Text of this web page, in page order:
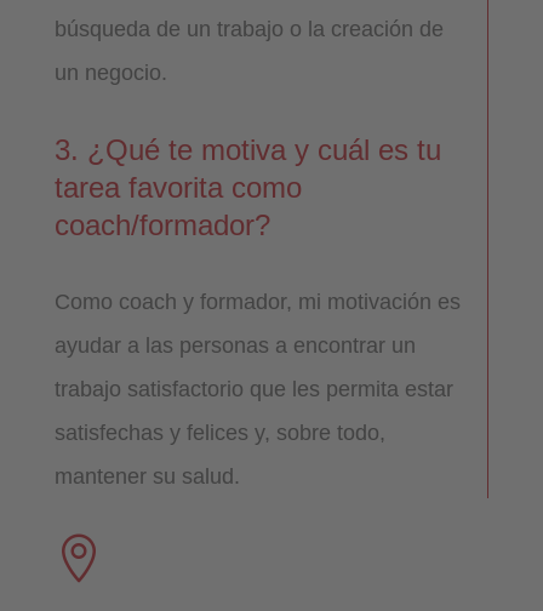
búsqueda de un trabajo o la creación de
un negocio.
3. ¿Qué te motiva y cuál es tu
tarea favorita como
coach/formador?
Como coach y formador, mi motivación es
ayudar a las personas a encontrar un
trabajo satisfactorio que les permita estar
satisfechas y felices y, sobre todo,
mantener su salud.
